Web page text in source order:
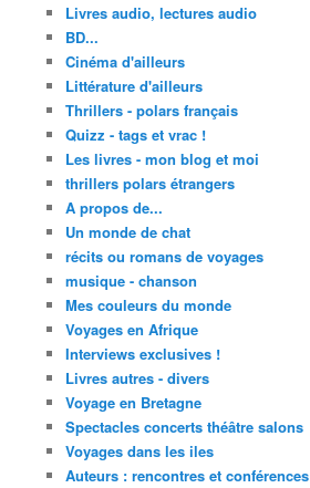
Livres audio, lectures audio
BD...
Cinéma d'ailleurs
Littérature d'ailleurs
Thrillers - polars français
Quizz - tags et vrac !
Les livres - mon blog et moi
thrillers polars étrangers
A propos de...
Un monde de chat
récits ou romans de voyages
musique - chanson
Mes couleurs du monde
Voyages en Afrique
Interviews exclusives !
Livres autres - divers
Voyage en Bretagne
Spectacles concerts théâtre salons
Voyages dans les iles
Auteurs : rencontres et conférences